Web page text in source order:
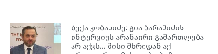
ბექა კობახიძე: გია ბარამიძის
ინტერვიუს არანაირი გამართლება
არ აქვს… მისი მხრიდან აქ